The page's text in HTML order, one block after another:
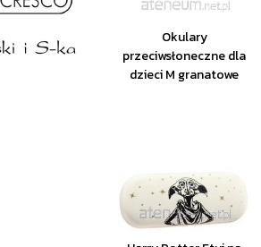
Okulary
przeciwsłoneczne dla
dzieci M granatowe